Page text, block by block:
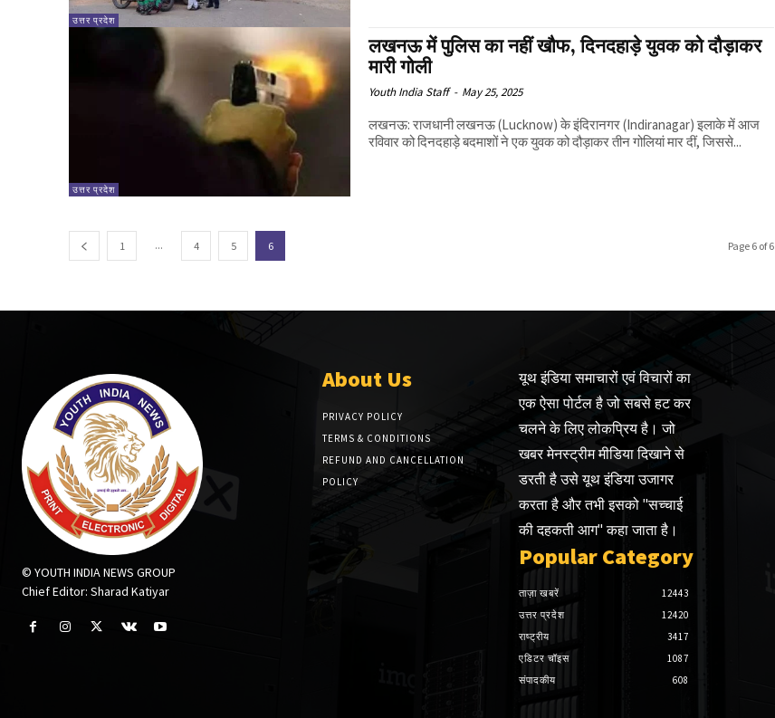
उत्तर प्रदेश
उत्तर प्रदेश
लखनऊ में पुलिस का नहीं खौफ, दिनदहाड़े युवक को दौड़ाकर
मारी गोली
Youth India Staff - May 25, 2025
लखनऊ: राजधानी लखनऊ (Lucknow) के इंदिरानगर (Indiranagar) इलाके में आज
रविवार को दिनदहाड़े बदमाशों ने एक युवक को दौड़ाकर तीन गोलियां मार दीं, जिससे...
1 ... 4 5 6 Page 6 of 6
© YOUTH INDIA NEWS GROUP
Chief Editor: Sharad Katiyar
About Us
PRIVACY POLICY
TERMS & CONDITIONS
REFUND AND CANCELLATION
POLICY
यूथ इंडिया समाचारों एवं विचारों का
एक ऐसा पोर्टल है जो सबसे हट कर
चलने के लिए लोकप्रिय है। जो
खबर मेनस्ट्रीम मीडिया दिखाने से
डरती है उसे यूथ इंडिया उजागर
करता है और तभी इसको "सच्चाई
की दहकती आग" कहा जाता है।
Popular Category
ताज़ा खबरें
12443
उत्तर प्रदेश
12420
राष्ट्रीय
3417
एडिटर चॉइस
1087
संपादकीय
608